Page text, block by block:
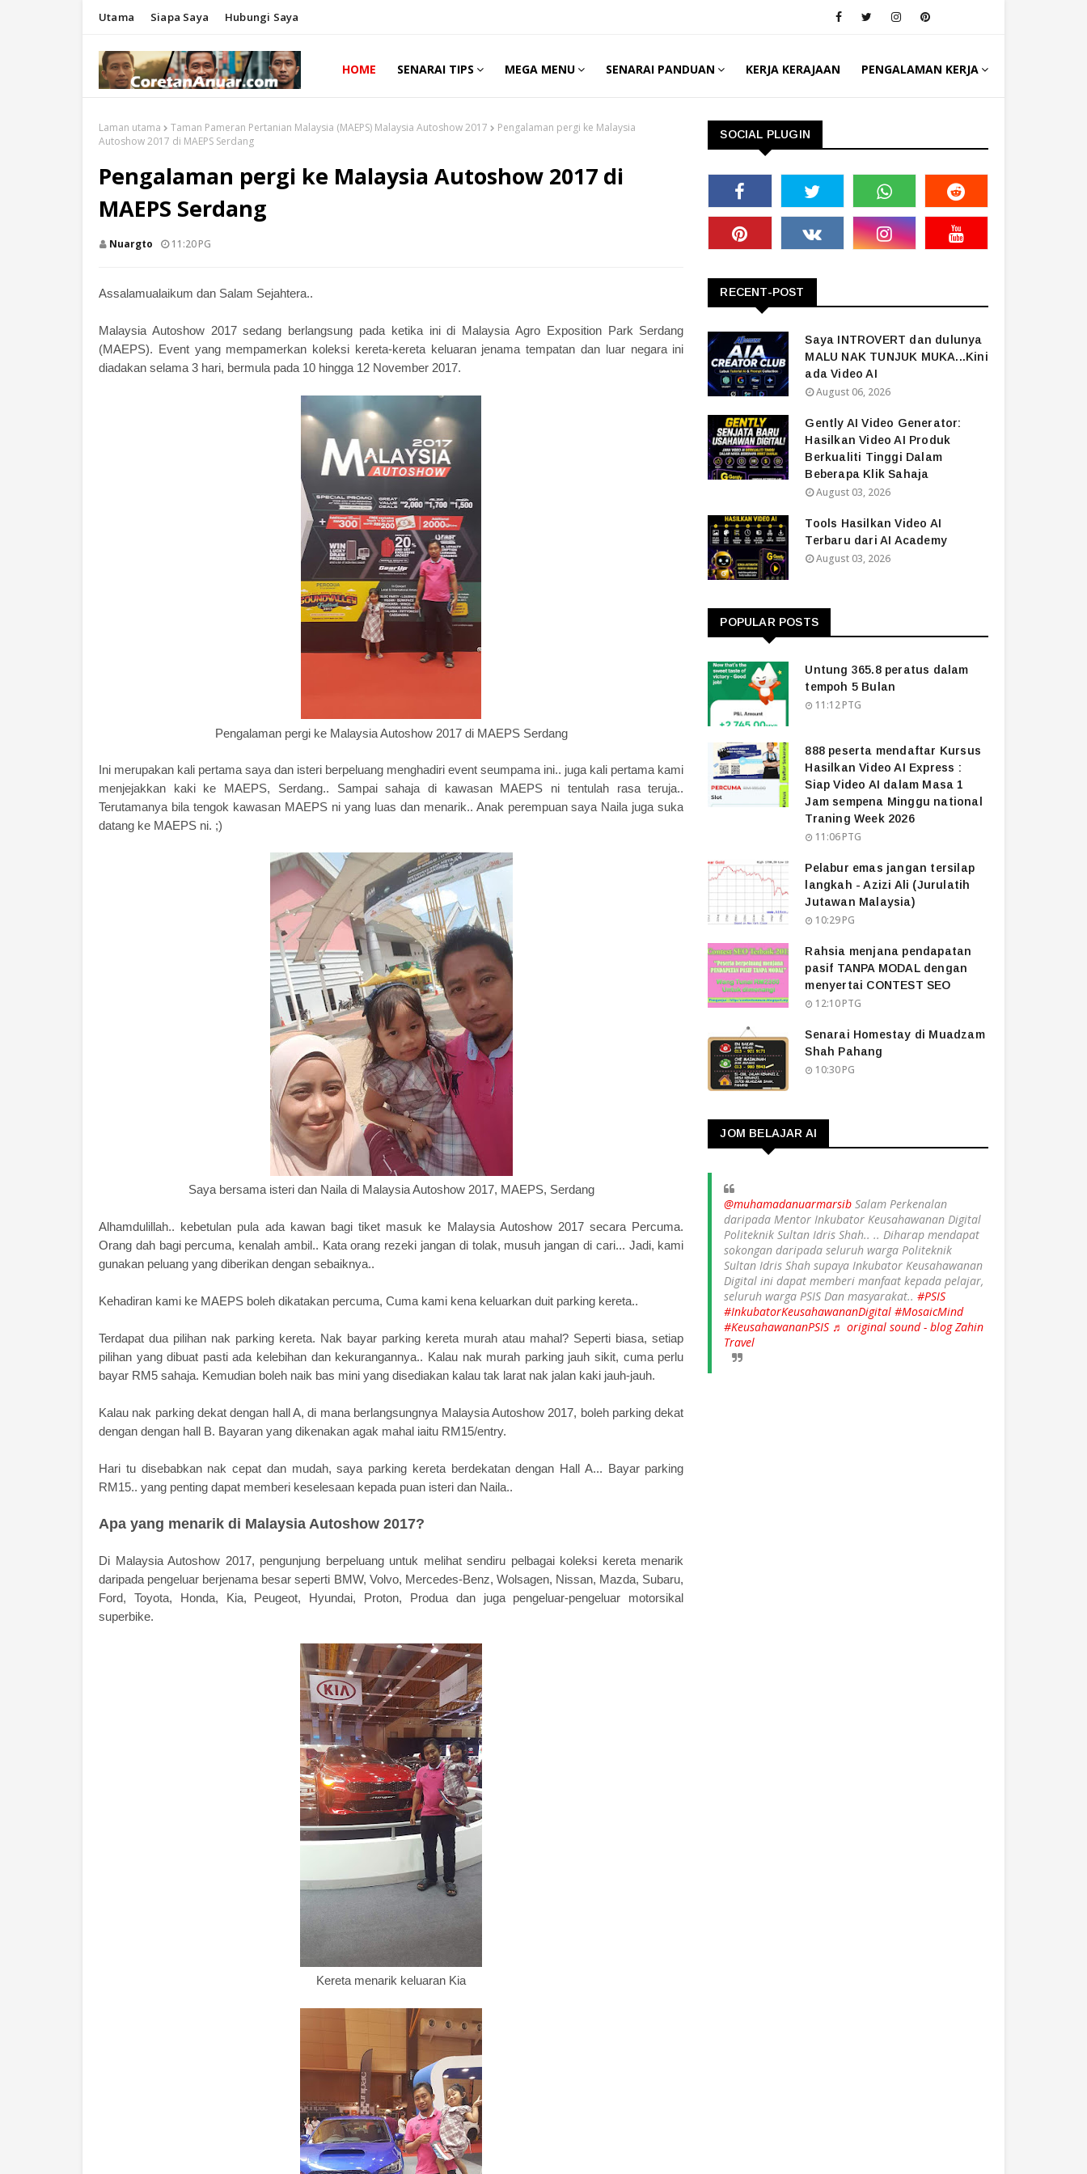
Utama Siapa Saya Hubungi Saya
HOME SENARAI TIPS MEGA MENU SENARAI PANDUAN KERJA KERAJAAN PENGALAMAN KERJA
Laman utama Taman Pameran Pertanian Malaysia (MAEPS) Malaysia Autoshow 2017
Pengalaman pergi ke Malaysia
Autoshow 2017 di MAEPS Serdang
Pengalaman pergi ke Malaysia Autoshow 2017 di
MAEPS Serdang
Nuargto 11:20 PG
Assalamualaikum dan Salam Sejahtera..
Malaysia Autoshow 2017 sedang berlangsung pada ketika ini di Malaysia Agro Exposition Park Serdang
(MAEPS). Event yang mempamerkan koleksi kereta-kereta keluaran jenama tempatan dan luar negara ini
diadakan selama 3 hari, bermula pada 10 hingga 12 November 2017.
Pengalaman pergi ke Malaysia Autoshow 2017 di MAEPS Serdang
Ini merupakan kali pertama saya dan isteri berpeluang menghadiri event seumpama ini.. juga kali pertama kami
menjejakkan kaki ke MAEPS, Serdang.. Sampai sahaja di kawasan MAEPS ni tentulah rasa teruja..
Terutamanya bila tengok kawasan MAEPS ni yang luas dan menarik.. Anak perempuan saya Naila juga suka
datang ke MAEPS ni. ;)
Saya bersama isteri dan Naila di Malaysia Autoshow 2017, MAEPS, Serdang
Alhamdulillah.. kebetulan pula ada kawan bagi tiket masuk ke Malaysia Autoshow 2017 secara Percuma.
Orang dah bagi percuma, kenalah ambil.. Kata orang rezeki jangan di tolak, musuh jangan di cari... Jadi, kami
gunakan peluang yang diberikan dengan sebaiknya..
Kehadiran kami ke MAEPS boleh dikatakan percuma, Cuma kami kena keluarkan duit parking kereta..
Terdapat dua pilihan nak parking kereta. Nak bayar parking kereta murah atau mahal? Seperti biasa, setiap
pilihan yang dibuat pasti ada kelebihan dan kekurangannya.. Kalau nak murah parking jauh sikit, cuma perlu
bayar RM5 sahaja. Kemudian boleh naik bas mini yang disediakan kalau tak larat nak jalan kaki jauh-jauh.
Kalau nak parking dekat dengan hall A, di mana berlangsungnya Malaysia Autoshow 2017, boleh parking dekat
dengan dengan hall B. Bayaran yang dikenakan agak mahal iaitu RM15/entry.
Hari tu disebabkan nak cepat dan mudah, saya parking kereta berdekatan dengan Hall A... Bayar parking
RM15.. yang penting dapat memberi keselesaan kepada puan isteri dan Naila..
Apa yang menarik di Malaysia Autoshow 2017?
Di Malaysia Autoshow 2017, pengunjung berpeluang untuk melihat sendiru pelbagai koleksi kereta menarik
daripada pengeluar berjenama besar seperti BMW, Volvo, Mercedes-Benz, Wolsagen, Nissan, Mazda, Subaru,
Ford, Toyota, Honda, Kia, Peugeot, Hyundai, Proton, Produa dan juga pengeluar-pengeluar motorsikal
superbike.
Kereta menarik keluaran Kia
SOCIAL PLUGIN
RECENT-POST
Saya INTROVERT dan dulunya
MALU NAK TUNJUK MUKA...Kini
ada Video AI
August 06, 2026
Gently AI Video Generator:
Hasilkan Video AI Produk
Berkualiti Tinggi Dalam
Beberapa Klik Sahaja
August 03, 2026
Tools Hasilkan Video AI
Terbaru dari AI Academy
August 03, 2026
POPULAR POSTS
Untung 365.8 peratus dalam
tempoh 5 Bulan
11:12 PTG
888 peserta mendaftar Kursus
Hasilkan Video AI Express :
Siap Video AI dalam Masa 1
Jam sempena Minggu national
Traning Week 2026
11:06 PTG
Pelabur emas jangan tersilap
langkah - Azizi Ali (Jurulatih
Jutawan Malaysia)
10:29 PG
Rahsia menjana pendapatan
pasif TANPA MODAL dengan
menyertai CONTEST SEO
12:10 PTG
Senarai Homestay di Muadzam
Shah Pahang
10:30 PG
JOM BELAJAR AI
@muhamadanuarmarsib Salam Perkenalan
daripada Mentor Inkubator Keusahawanan Digital
Politeknik Sultan Idris Shah.. .. Diharap mendapat
sokongan daripada seluruh warga Politeknik
Sultan Idris Shah supaya Inkubator Keusahawanan
Digital ini dapat memberi manfaat kepada pelajar,
seluruh warga PSIS Dan masyarakat..#PSIS
#InkubatorKeusahawananDigital #MosaicMind
#KeusahawananPSIS ♬ original sound - blog Zahin
Travel